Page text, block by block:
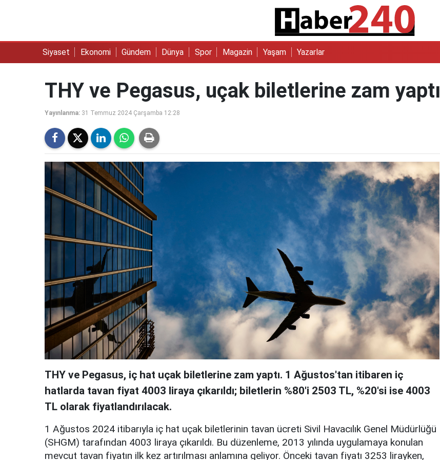
Siyaset Ekonomi Gündem Dünya Spor Magazin Yaşam Yazarlar
THY ve Pegasus, uçak biletlerine zam yaptı
Yayınlanma: 31 Temmuz 2024 Çarşamba 12:28
THY ve Pegasus, iç hat uçak biletlerine zam yaptı. 1 Ağustos'tan itibaren iç
hatlarda tavan fiyat 4003 liraya çıkarıldı; biletlerin %80'i 2503 TL, %20'si ise 4003
TL olarak fiyatlandırılacak.
1 Ağustos 2024 itibarıyla iç hat uçak biletlerinin tavan ücreti Sivil Havacılık Genel Müdürlüğü
(SHGM) tarafından 4003 liraya çıkarıldı. Bu düzenleme, 2013 yılında uygulamaya konulan
mevcut tavan fiyatın ilk kez artırılması anlamına geliyor. Önceki tavan fiyatı 3253 lirayken,